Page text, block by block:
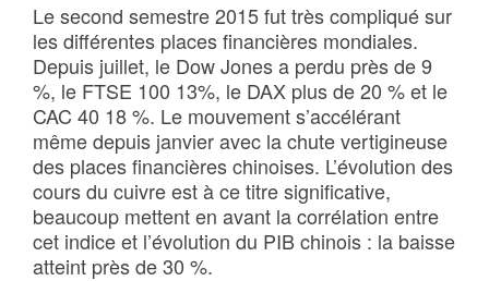
Le second semestre 2015 fut très compliqué sur
les différentes places financières mondiales.
Depuis juillet, le Dow Jones a perdu près de 9
%, le FTSE 100 13%, le DAX plus de 20 % et le
CAC 40 18 %. Le mouvement s’accélérant
même depuis janvier avec la chute vertigineuse
des places financières chinoises. L’évolution des
cours du cuivre est à ce titre significative,
beaucoup mettent en avant la corrélation entre
cet indice et l’évolution du PIB chinois : la baisse
atteint près de 30 %.